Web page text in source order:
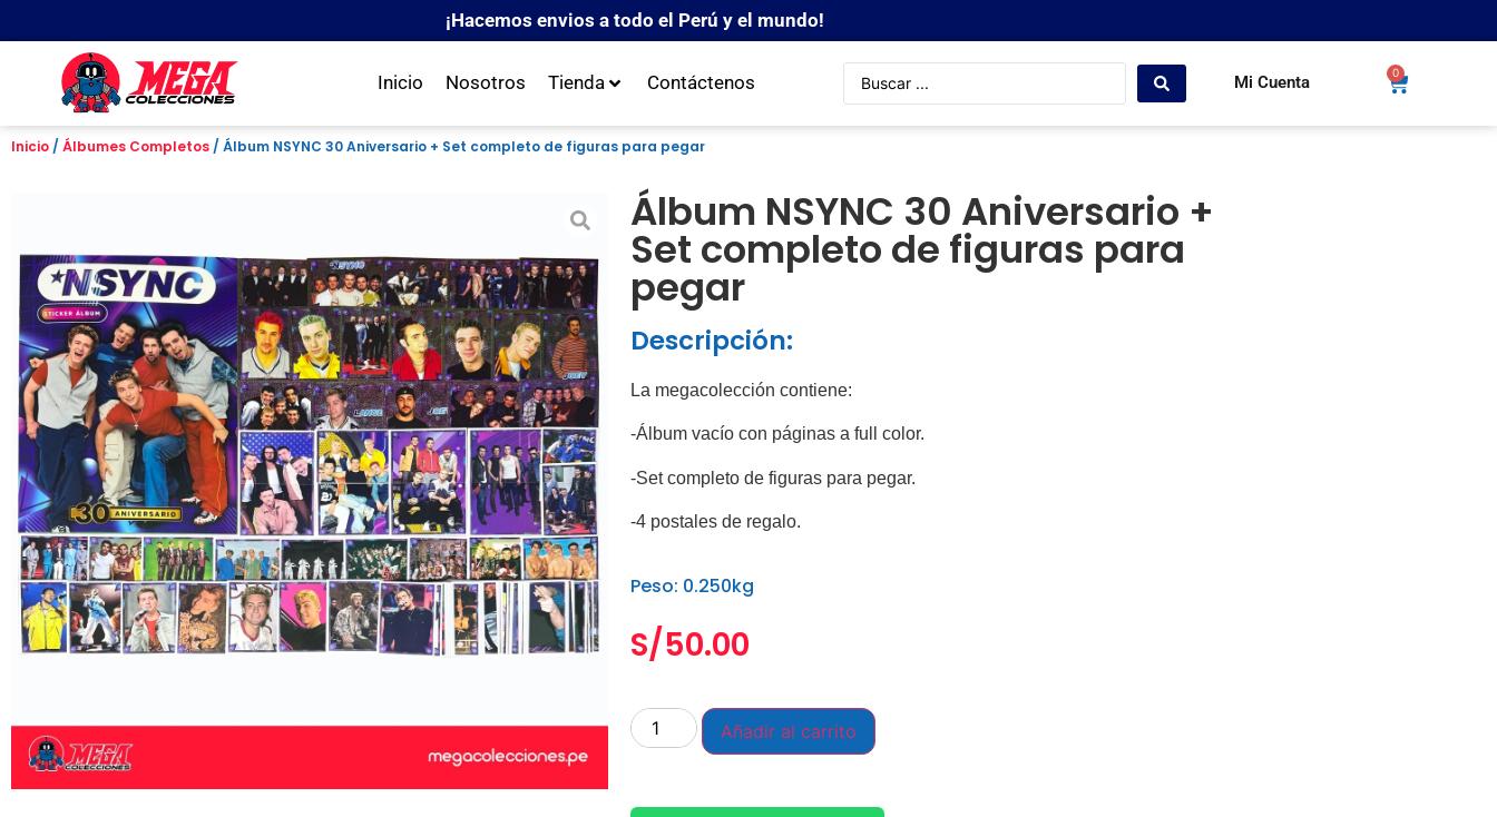
¡Hacemos envios a todo el Perú y el mundo!
Inicio Nosotros Tienda Contáctenos Mi Cuenta
0
Inicio / Álbumes Completos / Álbum NSYNC 30 Aniversario + Set completo de figuras para pegar
Álbum NSYNC 30 Aniversario +
Set completo de figuras para
pegar
Descripción:
La megacolección contiene:
-Álbum vacío con páginas a full color.
-Set completo de figuras para pegar.
-4 postales de regalo.
Peso: 0.250kg
S/50.00
Añadir al carrito